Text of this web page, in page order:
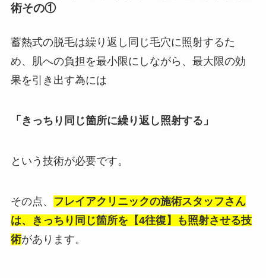
術その①
蓄熱式の脱毛は繰り返し同じ毛穴に照射するた
め、肌への負担を最小限にしながら、最大限の効
果を引き出す為には
「きっちり同じ箇所に繰り返し照射する」
という技術が必要です。
その点、
フレイアクリニックの施術スタッフさん
は、きっちり同じ箇所を【4往復】も照射させる技
術があります。